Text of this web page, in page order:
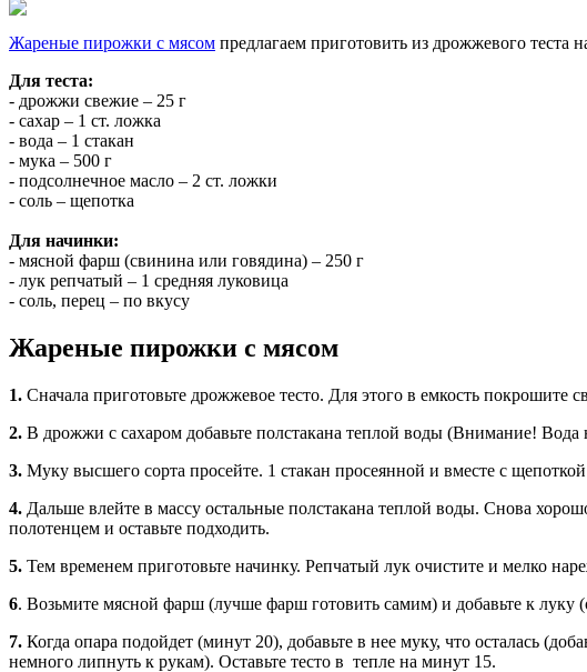
Жареные пирожки с мясом предлагаем приготовить из дрожжевого теста
Для теста:
- дрожжи свежие – 25 г
- сахар – 1 ст. ложка
- вода – 1 стакан
- мука – 500 г
- подсолнечное масло – 2 ст. ложки
- соль – щепотка
Для начинки:
- мясной фарш (свинина или говядина) – 250 г
- лук репчатый – 1 средняя луковица
- соль, перец – по вкусу
Жареные пирожки с мясом
1. Сначала приготовьте дрожжевое тесто. Для этого в емкость
2. В дрожжи с сахаром добавьте полстакана теплой воды (Внимание!
3. Муку высшего сорта просейте. 1 стакан просеянной и вместе с
4. Дальше влейте в массу остальные полстакана теплой воды. Снова
полотенцем и оставьте подходить.
5. Тем временем приготовьте начинку. Репчатый лук очистите и мелко
6. Возьмите мясной фарш (лучше фарш готовить самим) и добавьте к луку
7. Когда опара подойдет (минут 20), добавьте в нее муку, что осталась
немного липнуть к рукам). Оставьте тесто в тепле на минут 15.